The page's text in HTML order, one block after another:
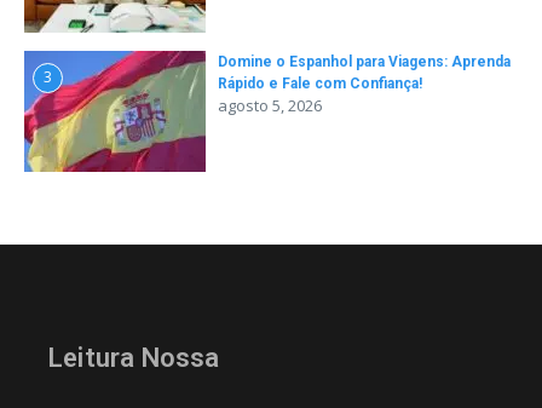
3
Domine o Espanhol para Viagens: Aprenda
Rápido e Fale com Confiança!
agosto 5, 2026
Leitura Nossa